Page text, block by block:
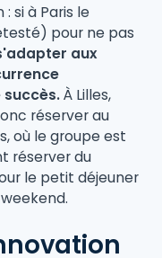
: si à Paris le
pour ne pas
aux
succès.À Lilles,
réserver au
où le groupe est
réserver du
le petit déjeuner